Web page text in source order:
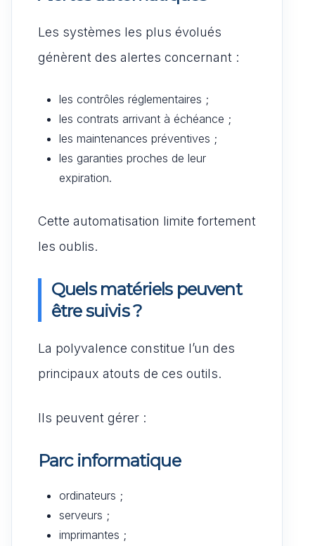
Les systèmes les plus évolués
génèrent des alertes concernant :
les contrôles réglementaires ;
les contrats arrivant à échéance ;
les maintenances préventives ;
les garanties proches de leur
expiration.
Cette automatisation limite fortement
les oublis.
Quels matériels peuvent
être suivis ?
La polyvalence constitue l’un des
principaux atouts de ces outils.
Ils peuvent gérer :
Parc informatique
ordinateurs ;
serveurs ;
imprimantes ;